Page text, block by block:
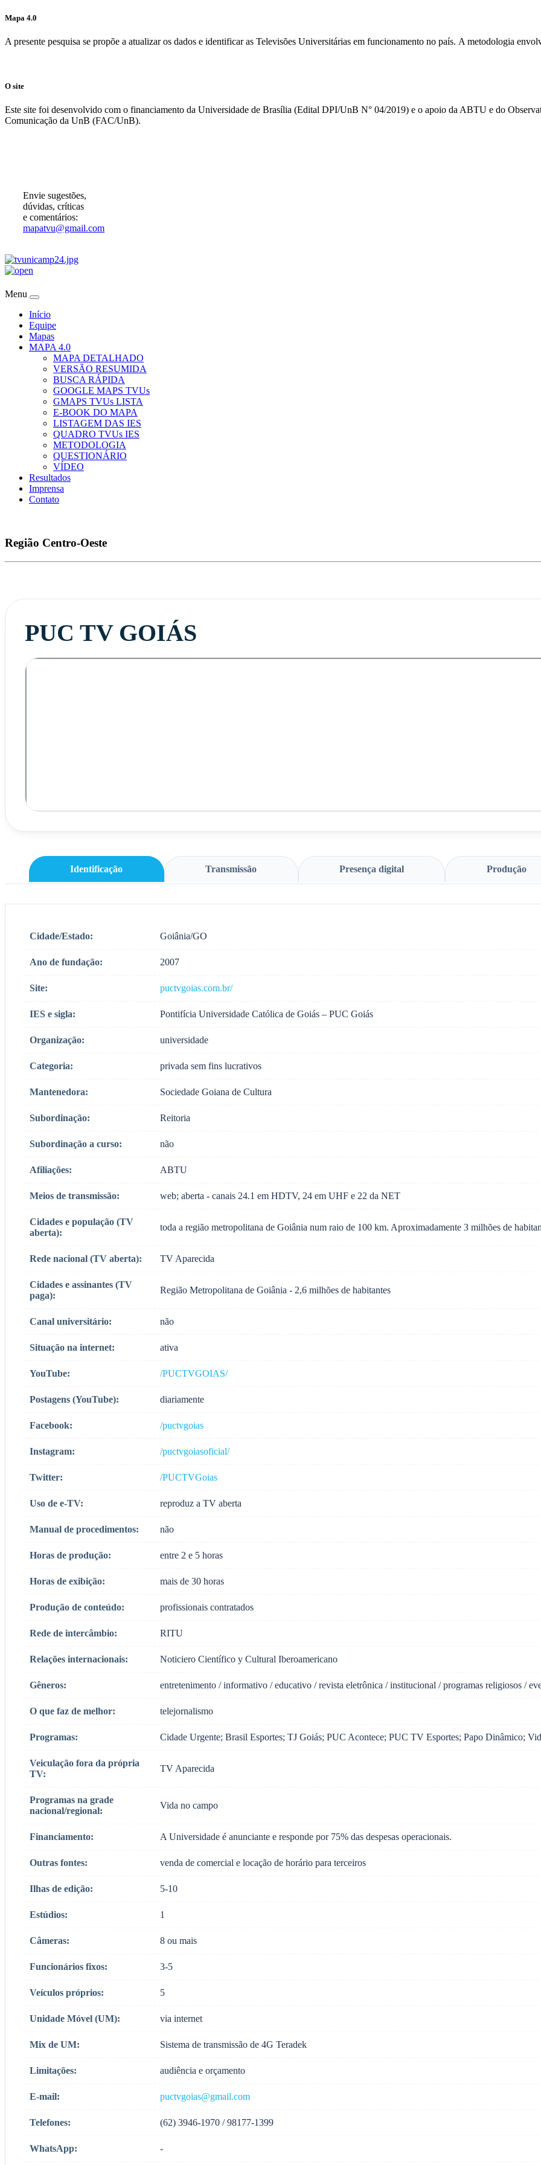
Mapa 4.0
A presente pesquisa se propõe a atualizar os dados e identificar as Televisões Universitárias em funcionamento no país. A metodologia
O site
Este site foi desenvolvido com o financiamento da Universidade de Brasília (Edital DPI/UnB N° 04/2019) e o apoio da ABTU e do
Comunicação da UnB (FAC/UnB).
Envie sugestões,
dúvidas, críticas
e comentários:
mapatvu@gmail.com
Menu
Início
Equipe
Mapas
MAPA 4.0
MAPA DETALHADO
VERSÃO RESUMIDA
BUSCA RÁPIDA
GOOGLE MAPS TVUs
GMAPS TVUs LISTA
E-BOOK DO MAPA
LISTAGEM DAS IES
QUADRO TVUs IES
METODOLOGIA
QUESTIONÁRIO
VÍDEO
Resultados
Imprensa
Contato
Região Centro-Oeste
PUC TV GOIÁS
Identificação Transmissão Presença digital Produção
Cidade/Estado: Goiânia/GO
Ano de fundação: 2007
Site: puctvgoias.com.br/
IES e sigla: Pontifícia Universidade Católica de Goiás – PUC Goiás
Organização: universidade
Categoria: privada sem fins lucrativos
Mantenedora: Sociedade Goiana de Cultura
Subordinação: Reitoria
Subordinação a curso: não
Afiliações: ABTU
Meios de transmissão: web; aberta - canais 24.1 em HDTV, 24 em UHF e 22 da NET
Cidades e população (TV
aberta):
toda a região metropolitana de Goiânia num raio de 100 km. Aproximadamente 3 milhões de
Rede nacional (TV aberta): TV Aparecida
Cidades e assinantes (TV
paga):
Região Metropolitana de Goiânia - 2,6 milhões de habitantes
Canal universitário: não
Situação na internet: ativa
YouTube: /PUCTVGOIAS/
Postagens (YouTube): diariamente
Facebook: /puctvgoias
Instagram: /puctvgoiasoficial/
Twitter: /PUCTVGoias
Uso de e-TV: reproduz a TV aberta
Manual de procedimentos: não
Horas de produção: entre 2 e 5 horas
Horas de exibição: mais de 30 horas
Produção de conteúdo: profissionais contratados
Rede de intercâmbio: RITU
Relações internacionais: Noticiero Científico y Cultural Iberoamericano
Gêneros: entretenimento / informativo / educativo / revista eletrônica / institucional / programas religiosos /
O que faz de melhor: telejornalismo
Programas: Cidade Urgente; Brasil Esportes; TJ Goiás; PUC Acontece; PUC TV Esportes; Papo Dinâmico;
Veiculação fora da própria
TV:
TV Aparecida
Programas na grade
nacional/regional:
Vida no campo
Financiamento: A Universidade é anunciante e responde por 75% das despesas operacionais.
Outras fontes: venda de comercial e locação de horário para terceiros
Ilhas de edição: 5-10
Estúdios: 1
Câmeras: 8 ou mais
Funcionários fixos: 3-5
Veículos próprios: 5
Unidade Móvel (UM): via internet
Mix de UM: Sistema de transmissão de 4G Teradek
Limitações: audiência e orçamento
E-mail: puctvgoias@gmail.com
Telefones: (62) 3946-1970 / 98177-1399
WhatsApp: -